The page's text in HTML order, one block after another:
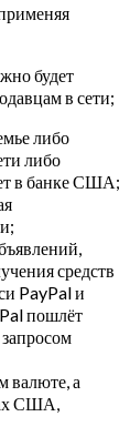
будет
в сети;
либо
либо
в банке США;
средств
PayPal и
пошлёт
валюте, а
США,